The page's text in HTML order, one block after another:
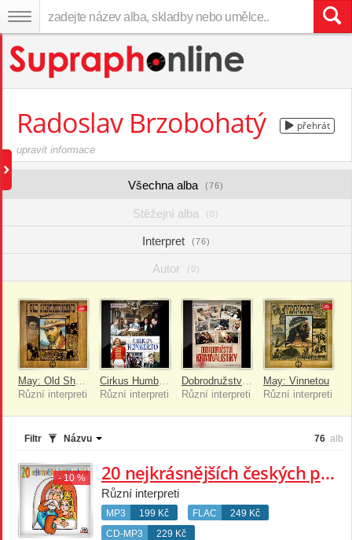
Radoslav Brzobohatý přehrát
upravit informace
Všechna alba (76)
Stěžejní alba (0)
Interpret (76)
Autor (0)
May: Old Shatterhand
Různí interpreti
Cirkus Humberto (remasterovaná reedice)
Různí interpreti
Dobrodružství kriminalistiky (remasterovaná verze)
Různí interpreti
May: Vinnetou
Různí interpreti
Filtr Názvu 76 alb
- 10 % 20 nejkrásnějších českých pohádek
Různí interpreti
MP3 199 Kč FLAC
249 Kč
CD-MP3
229 Kč